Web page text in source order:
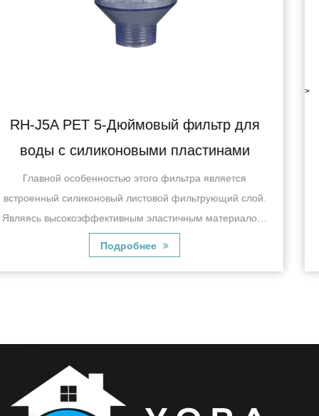
для
слой.
RH-06J5B Одинарный фильтр
с медным возвратным
RH-06J5BSОдиночный фильтр для воды с
возвратным клапаном отличается
системой фильтрации, которая эффективно